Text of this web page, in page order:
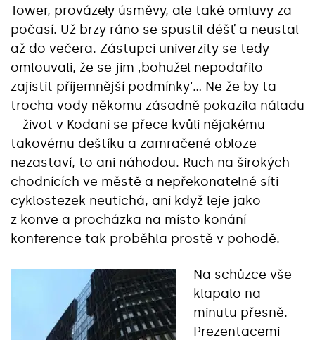
Tower, provázely úsměvy, ale také omluvy za
počasí. Už brzy ráno se spustil déšť a neustal
až do večera. Zástupci univerzity se tedy
omlouvali, že se jim ‚bohužel nepodařilo
zajistit příjemnější podmínky‘… Ne že by ta
trocha vody někomu zásadně pokazila náladu
– život v Kodani se přece kvůli nějakému
takovému deštíku a zamračené obloze
nezastaví, to ani náhodou. Ruch na širokých
chodnících ve městě a nepřekonatelné síti
cyklostezek neutichá, ani když leje jako
z konve a procházka na místo konání
konference tak proběhla prostě v pohodě.
Na schůzce vše
klapalo na
minutu přesně.
Prezentacemi